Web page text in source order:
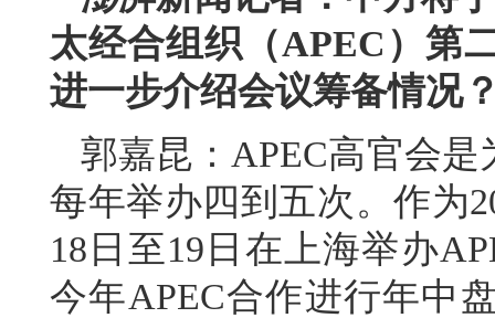
太经合组织（APEC）第
进一步介绍会议筹备情况
郭嘉昆：APEC高官会
每年举办四到五次。作为
18日至19日在上海举办
今年APEC合作进行年中